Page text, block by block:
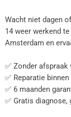
Wacht niet dagen
14 weer werkend
Amsterdam en
✅ Zonder
✅ Reparatie
✅ 6 maanden
✅ Gratis diagnose,